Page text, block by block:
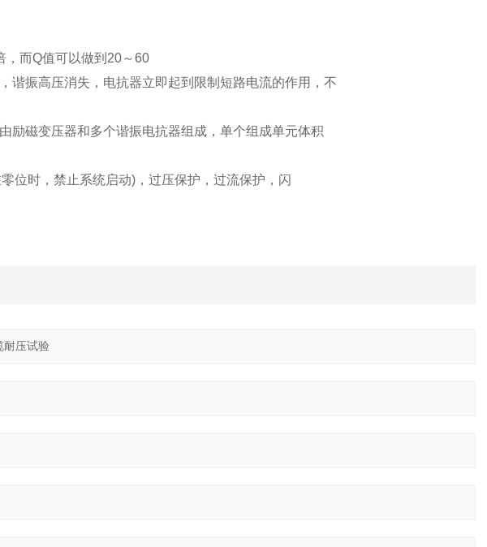
，而Q值可以做到20～60
谐振高压消失，电抗器立即起到限制短路电流的作用，不
励磁变压器和多个谐振电抗器组成，单个组成单元体积
位时，禁止系统启动)，过压保护，过流保护，闪